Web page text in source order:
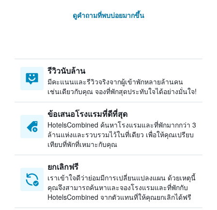
ดูคำถามที่พบบ่อยมากขึ้น
รีวิวนับล้าน
มีคะแนนและรีวิวจริงจากผู้เข้าพักหลายล้านคน
เช่นเดียวกับคุณ จองที่พักสุดประทับใจได้อย่างมั่นใจ!
ข้อเสนอโรงแรมที่ดีที่สุด
HotelsCombined ค้นหาโรงแรมและที่พักมากกว่า 3
ล้านแห่งและรวบรวมไว้ในที่เดียว เพื่อให้คุณเปรียบ
เทียบที่พักที่เหมาะกับคุณ
ยกเลิกฟรี
เราเข้าใจดีว่าย่อมมีการเปลี่ยนแปลงแผน ด้วยเหตุนี้
คุณจึงสามารถค้นหาและจองโรงแรมและที่พักกับ
HotelsCombined จากตัวแทนที่ให้คุณยกเลิกได้ฟรี